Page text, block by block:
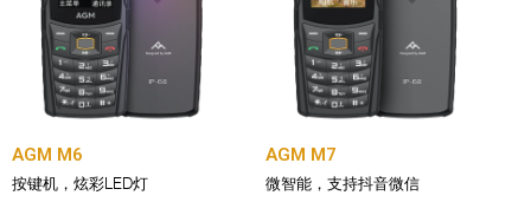
AGM M6
按键机，炫彩LED灯
AGM M7
微智能，支持抖音微信